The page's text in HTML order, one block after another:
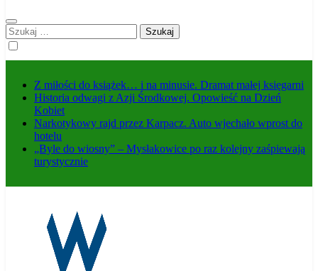
Szukaj:
Z miłości do książek… i na minusie. Dramat małej księgarni
Historia odwagi z Azji Środkowej. Opowieść na Dzień
Kobiet
Narkotykowy rajd przez Karpacz. Auto wjechało wprost do
hotelu
„Byle do wiosny” – Mysłakowice po raz kolejny zaśpiewają
turystycznie